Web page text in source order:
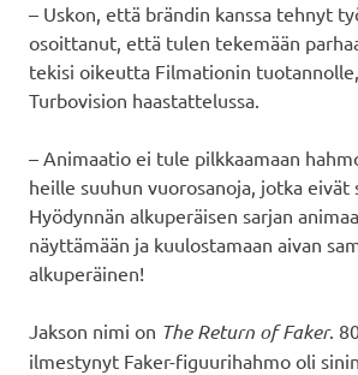
– Uskon, että brändin kanssa tehnyt
osoittanut, että tulen tekemään
tekisi oikeutta Filmationin
Turbovision haastattelussa.
– Animaatio ei tule pilkkaamaan
heille suuhun vuorosanoja, jotka eivät
Hyödynnän alkuperäisen sarjan
näyttämään ja kuulostamaan aivan
alkuperäinen!
Jakson nimi on The Return of Faker.
ilmestynyt Faker-figuurihahmo oli